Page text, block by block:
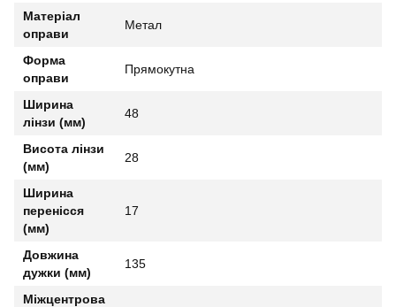
Матеріал
оправи
Метал
Форма
оправи
Прямокутна
Ширина
лінзи (мм)
48
Висота лінзи
(мм)
28
Ширина
перенісся
(мм)
17
Довжина
дужки (мм)
135
Міжцентрова